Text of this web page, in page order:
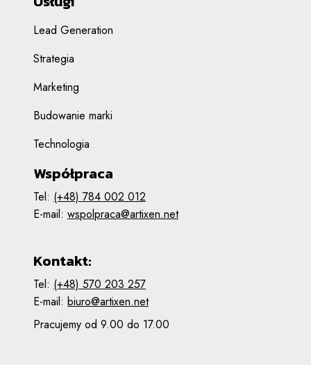
Lead Generation
Strategia
Marketing
Budowanie marki
Technologia
Współpraca
Tel: (+48) 784 002 012
E-mail: wspolpraca@artixen.net
Kontakt:
Tel: (+48) 570 203 257
E-mail: biuro@artixen.net
Pracujemy od 9.00 do 17.00